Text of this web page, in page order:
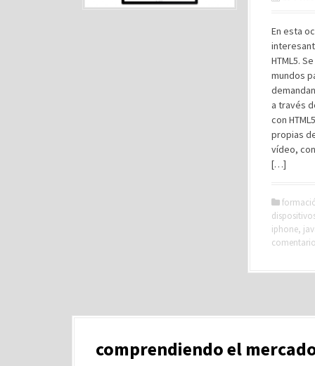
En esta
HTML5.
mundos
a través
con
propias
vídeo,
[…]
iphone,
comentario
comprendiendo el